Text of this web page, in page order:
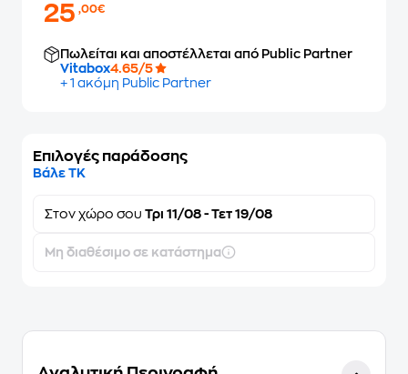
25,00€
Πωλείται και αποστέλλεται από Public Partner
Vitabox4.65/5
+ 1 ακόμη Public Partner
Επιλογές παράδοσης
Βάλε ΤΚ
Στον χώρο σου Τρι 11/08 - Τετ 19/08
Μη διαθέσιμο σε κατάστημα